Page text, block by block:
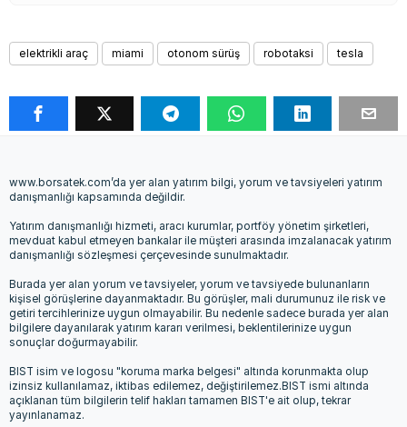
elektrikli araç miami otonom sürüş robotaksi tesla
www.borsatek.com’da yer alan yatırım bilgi, yorum ve tavsiyeleri yatırım
danışmanlığı kapsamında değildir.
Yatırım danışmanlığı hizmeti, aracı kurumlar, portföy yönetim şirketleri,
mevduat kabul etmeyen bankalar ile müşteri arasında imzalanacak yatırım
danışmanlığı sözleşmesi çerçevesinde sunulmaktadır.
Burada yer alan yorum ve tavsiyeler, yorum ve tavsiyede bulunanların
kişisel görüşlerine dayanmaktadır. Bu görüşler, mali durumunuz ile risk ve
getiri tercihlerinize uygun olmayabilir. Bu nedenle sadece burada yer alan
bilgilere dayanılarak yatırım kararı verilmesi, beklentilerinize uygun
sonuçlar doğurmayabilir.
BIST isim ve logosu "koruma marka belgesi" altında korunmakta olup
izinsiz kullanılamaz, iktibas edilemez, değiştirilemez.BIST ismi altında
açıklanan tüm bilgilerin telif hakları tamamen BIST'e ait olup, tekrar
yayınlanamaz.